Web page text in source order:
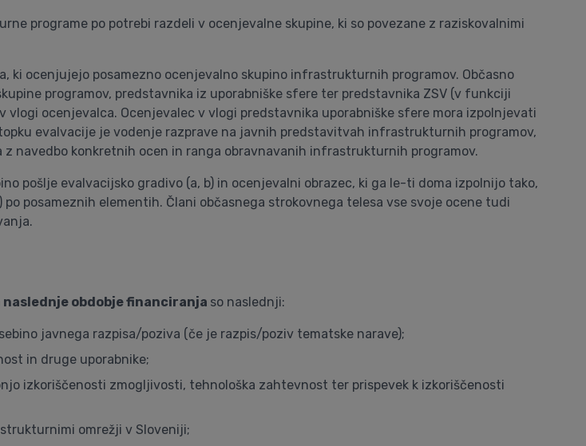
programe po potrebi razdeli v ocenjevalne skupine, ki so povezane z raziskovalnimi
ki ocenjujejo posamezno ocenjevalno skupino infrastrukturnih programov. Občasno
programov, predstavnika iz uporabniške sfere ter predstavnika ZSV (v funkciji
ocenjevalca. Ocenjevalec v vlogi predstavnika uporabniške sfere mora izpolnjevati
evalvacije je vodenje razprave na javnih predstavitvah infrastrukturnih programov,
navedbo konkretnih ocen in ranga obravnavanih infrastrukturnih programov.
pošlje evalvacijsko gradivo (a, b) in ocenjevalni obrazec, ki ga le-ti doma izpolnijo tako,
posameznih elementih. Člani občasnega strokovnega telesa vse svoje ocene tudi
obdobje financiranja so naslednji:
javnega razpisa/poziva (če je razpis/poziv tematske narave);
in druge uporabnike;
izkoriščenosti zmogljivosti, tehnološka zahtevnost ter prispevek k izkoriščenosti
omrežji v Sloveniji;